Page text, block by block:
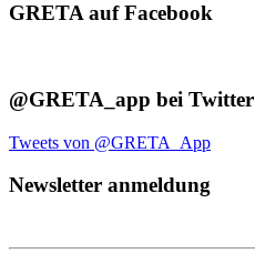
GRETA auf Facebook
@GRETA_app bei Twitter
Tweets von @GRETA_App
Newsletter anmeldung